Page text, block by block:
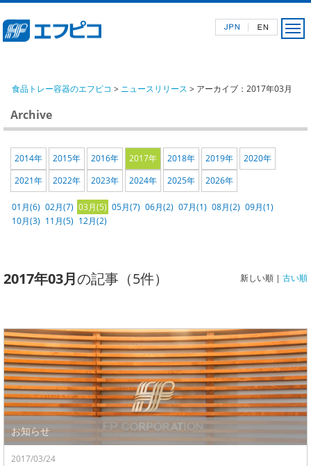
食品トレー容器のエフピコ > ニュースリリース > アーカイブ：2017年03月
Archive
2014年 2015年 2016年 2017年 2018年 2019年
2020年
2021年
2022年 2023年 2024年 2025年 2026年
01月(6) 02月(7) 03月(5) 05月(7) 06月(2) 07月(1) 08月(2) 09月(1)
10月(3) 11月(5) 12月(2)
2017年03月の記事（5件） 新しい順 | 古い順
お知らせ
2017/03/24